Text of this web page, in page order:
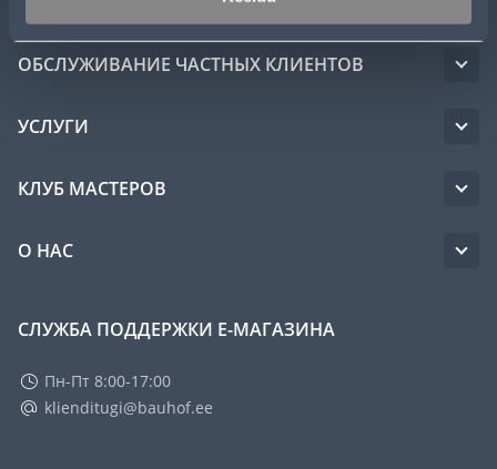
ОБСЛУЖИВАНИЕ ЧАСТНЫХ КЛИЕНТОВ
УСЛУГИ
КЛУБ МАСТЕРОВ
О НАС
СЛУЖБА ПОДДЕРЖКИ Е-МАГАЗИНА
Пн-Пт 8:00-17:00
klienditugi@bauhof.ee